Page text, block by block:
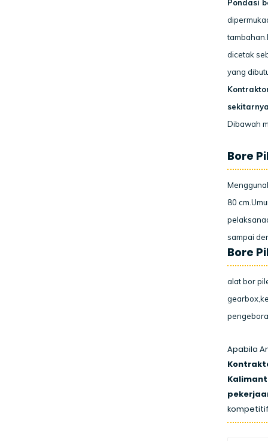
Pondasi
tambahan.
dicetak
yang
Dibawah
Bore
80
sampai
Bore
alat bor
Apabila